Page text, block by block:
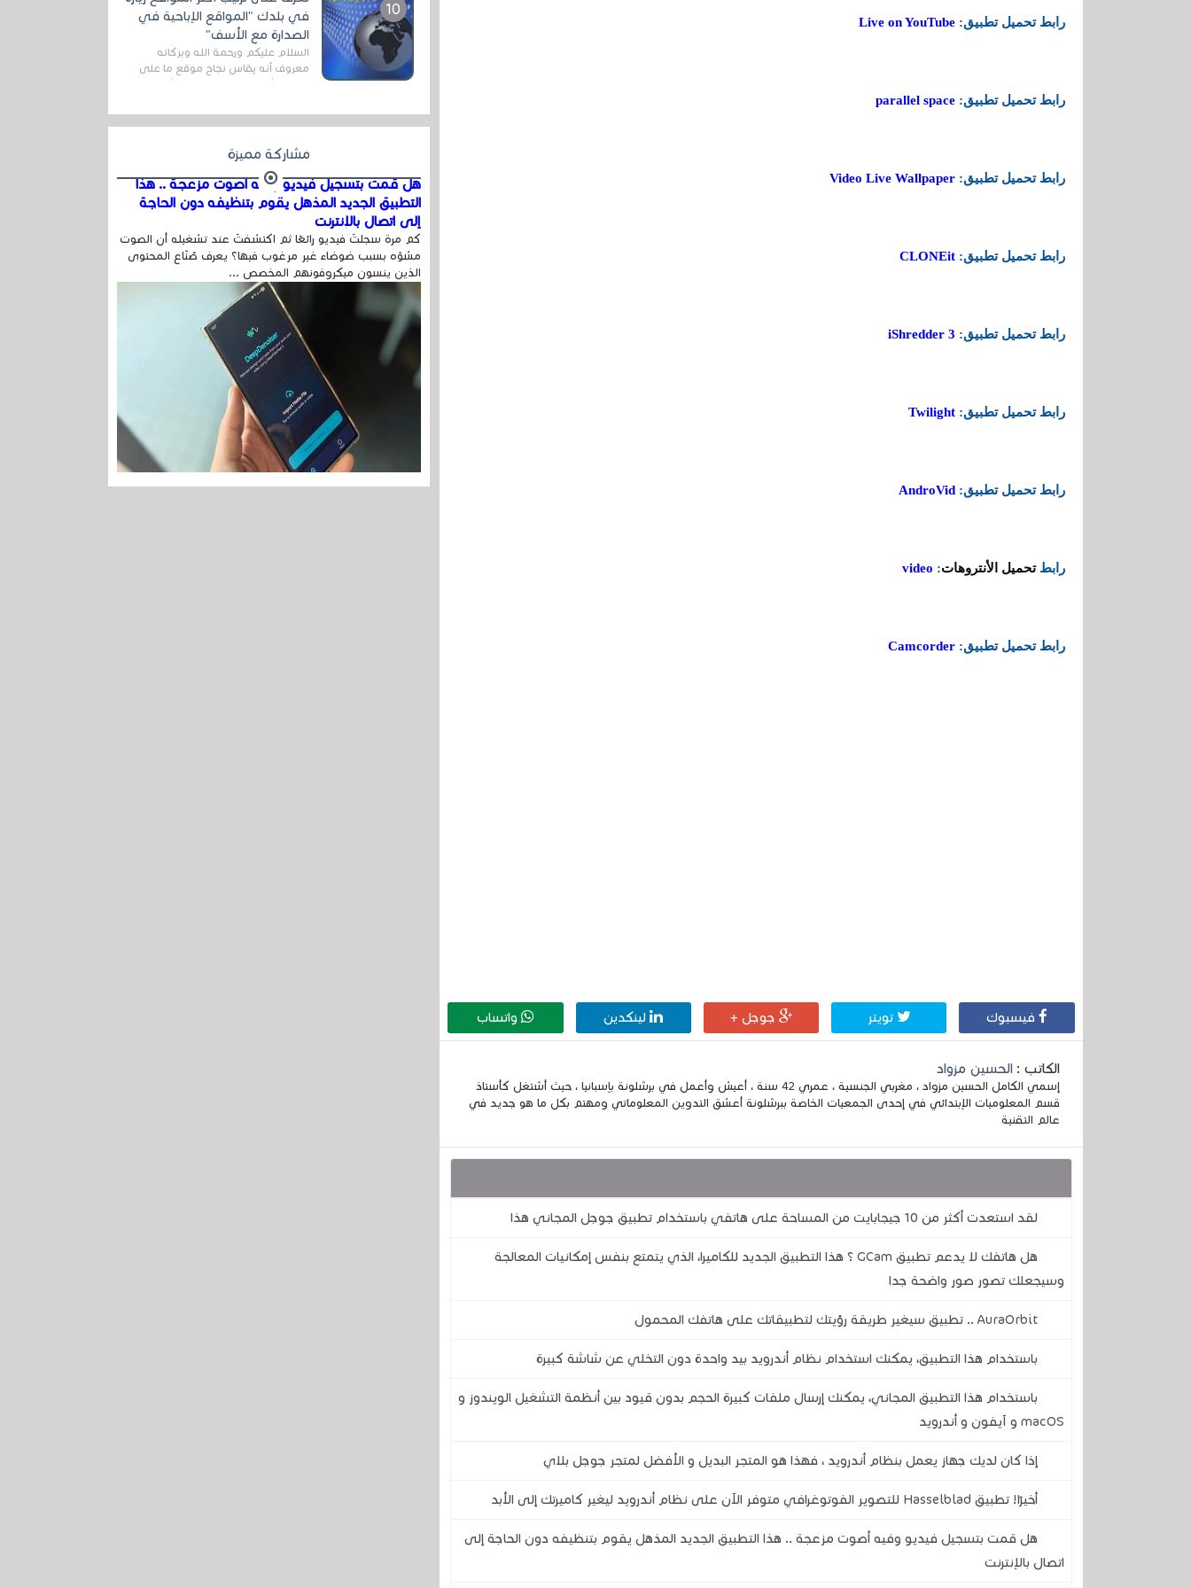
رابط تحميل تطبيق: Live on YouTube
رابط تحميل تطبيق: parallel space
رابط تحميل تطبيق: Video Live Wallpaper
رابط تحميل تطبيق: CLONEit
رابط تحميل تطبيق: iShredder 3
رابط تحميل تطبيق: Twilight
رابط تحميل تطبيق: AndroVid
رابطتحميل الأنتروهات:
video
رابط تحميل تطبيق: Camcorder
فيسبوك تويتر جوجل + لينكدين واتساب
الكاتب : الحسين مزواد
إسمي الكامل الحسين مزواد ، مغربي الجنسية ، عمري 42 سنة ، أعيش وأعمل في برشلونة بإسبانيا ، حيث أشتغل كأستاذ
قسم المعلوميات الإبتدائي في إحدى الجمعيات الخاصة ببرشلونة أعشق التدوين المعلوماتي ومهتم بكل ما هو جديد في
عالم التقنية
لقد استعدت أكثر من 10 جيجابايت من المساحة على هاتفي باستخدام تطبيق جوجل المجاني هذا
هل هاتفك لا يدعم تطبيق GCam ؟ هذا التطبيق الجديد للكاميرا، الذي يتمتع بنفس إمكانيات المعالجة
وسيجعلك تصور صور واضحة جدا
AuraOrbit .. تطبيق سيغير طريقة رؤيتك لتطبيقاتك على هاتفك المحمول
باستخدام هذا التطبيق، يمكنك استخدام نظام أندرويد بيد واحدة دون التخلي عن شاشة كبيرة
باستخدام هذا التطبيق المجاني، يمكنك إرسال ملفات كبيرة الحجم بدون قيود بين أنظمة التشغيل الويندوز و
macOS و آيفون و أندرويد
إذا كان لديك جهاز يعمل بنظام أندرويد ، فهذا هو المتجر البديل و الأفضل لمتجر جوجل بلاي
أخيرًا! تطبيق Hasselblad للتصوير الفوتوغرافي متوفر الآن على نظام أندرويد ليغير كاميرتك إلى الأبد
هل قمت بتسجيل فيديو وفيه أصوت مزعجة .. هذا التطبيق الجديد المذهل يقوم بتنظيفه دون الحاجة إلى
اتصال بالإنترنت
اله...
في بلدك "المواقع الإباحية في
الصدارة مع الأسف"
السلام عليكم ورحمة الله وبركاته
معروف أنه يقاس نجاح موقع ما على
في...
مشاركة مميزة
هل قمت بتسجيل فيديو وفيه أصوت مزعجة .. هذا
التطبيق الجديد المذهل يقوم بتنظيفه دون الحاجة
إلى اتصال بالإنترنت
كم مرة سجلتَ فيديو رائعًا ثم اكتشفتَ عند تشغيله أن الصوت
مشوّه بسبب ضوضاء غير مرغوب فيها؟ يعرف صُنّاع المحتوى
الذين ينسون ميكروفونهم المخصص ...